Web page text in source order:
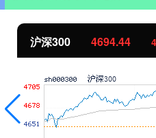
沪深300 4694.44